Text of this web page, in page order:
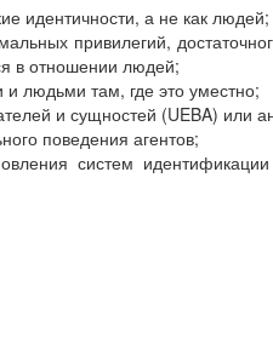
идентичности, а не как людей;
привилегий,
в отношении людей;
людьми там, где это уместно;
и сущностей (UEBA) или
поведения агентов;
систем